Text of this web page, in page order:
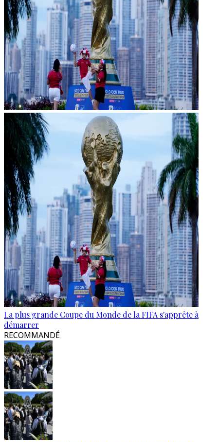
La plus grande Coupe du Monde de la FIFA s'apprête à
démarrer
RECOMMANDÉ